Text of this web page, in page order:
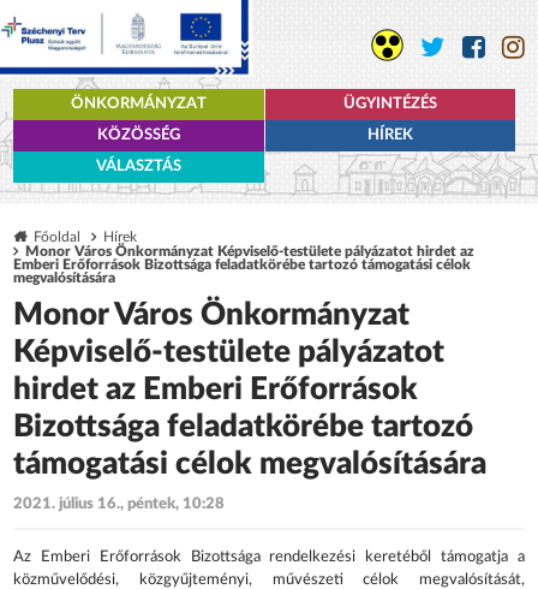
ÖNKORMÁNYZAT
ÜGYINTÉZÉS
KÖZÖSSÉG
HÍREK
VÁLASZTÁS
Főoldal
Hírek
Monor Város Önkormányzat Képviselő-testülete pályázatot hirdet az
Emberi Erőforrások Bizottsága feladatkörébe tartozó támogatási célok
megvalósítására
Monor Város Önkormányzat
Képviselő-testülete pályázatot
hirdet az Emberi Erőforrások
Bizottsága feladatkörébe tartozó
támogatási célok megvalósítására
2021. július 16., péntek, 10:28
Az Emberi Erőforrások Bizottsága rendelkezési keretéből támogatja a
közművelődési, közgyűjteményi, művészeti célok megvalósítását,